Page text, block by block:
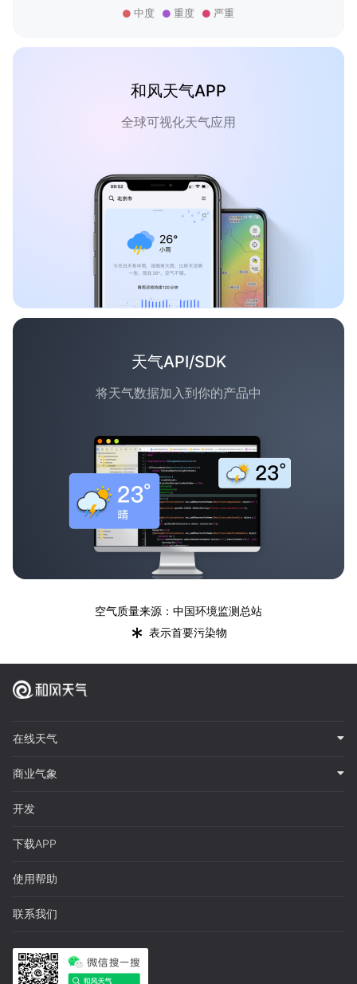
中度
重度 严重
和风天气APP
全球可视化天气应用
天气API/SDK
将天气数据加入到你的产品中
空气质量来源：中国环境监测总站
* 表示首要污染物
在线天气
商业气象
开发
下载APP
使用帮助
联系我们